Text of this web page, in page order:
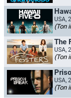
USA,
(Ton
The
USA,
(Ton
USA,
(Ton